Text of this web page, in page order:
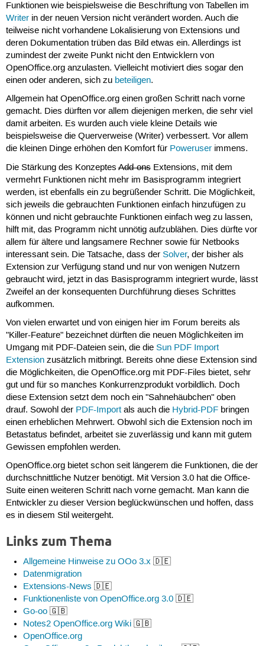
Funktionen wie beispielsweise die Beschriftung von Tabellen im
Writerin der neuen Version nicht verändert worden. Auch die
teilweise nicht vorhandene Lokalisierung von Extensions und
deren Dokumentation trüben das Bild etwas ein. Allerdings ist
zumindest der zweite Punkt nicht den Entwicklern von
OpenOffice.org anzulasten. Vielleicht motiviert dies sogar den
einen oder anderen, sich zu beteiligen.
Allgemein hat OpenOffice.org einen großen Schritt nach vorne
gemacht. Dies dürften vor allem diejenigen merken, die sehr viel
damit arbeiten. Es wurden auch viele kleine Details wie
beispielsweise die Querverweise (Writer) verbessert. Vor allem
die kleinen Dinge erhöhen den Komfort für Poweruserimmens.
Die Stärkung des KonzeptesAdd-onsExtensions, mit dem
vermehrt Funktionen nicht mehr im Basisprogramm integriert
werden, ist ebenfalls ein zu begrüßender Schritt. Die Möglichkeit,
sich jeweils die gebrauchten Funktionen einfach hinzufügen zu
können und nicht gebrauchte Funktionen einfach weg zu lassen,
hilft mit, das Programm nicht unnötig aufzublähen. Dies dürfte vor
allem für ältere und langsamere Rechner sowie für Netbooks
interessant sein. Die Tatsache, dass der Solver, der bisher als
Extension zur Verfügung stand und nur von wenigen Nutzern
gebraucht wird, jetzt in das Basisprogramm integriert wurde, lässt
Zweifel an der konsequenten Durchführung dieses Schrittes
aufkommen.
Von vielen erwartet und von einigen hier im Forum bereits als
"Killer-Feature" bezeichnet dürften die neuen Möglichkeiten im
Umgang mit PDF-Dateien sein, die die Sun PDF Import
Extensionzusätzlich mitbringt. Bereits ohne diese Extension sind
die Möglichkeiten, die OpenOffice.org mit PDF-Files bietet, sehr
gut und für so manches Konkurrenzprodukt vorbildlich. Doch
diese Extension setzt dem noch ein "Sahnehäubchen" oben
drauf. Sowohl der PDF-Importals auch die Hybrid-PDFbringen
einen erheblichen Mehrwert. Obwohl sich die Extension noch im
Betastatus befindet, arbeitet sie zuverlässig und kann mit gutem
Gewissen empfohlen werden.
OpenOffice.org bietet schon seit längerem die Funktionen, die der
durchschnittliche Nutzer benötigt. Mit Version 3.0 hat die Office-
Suite einen weiteren Schritt nach vorne gemacht. Man kann die
Entwickler zu dieser Version beglückwünschen und hoffen, dass
es in diesem Stil weitergeht.
Links zum Thema
Allgemeine Hinweise zu OOo 3.x 🇩🇪
Datenmigration
Extensions-News 🇩🇪
Funktionenliste von OpenOffice.org 3.0 🇩🇪
Go-oo 🇬🇧
Notes2 OpenOffice.org Wiki 🇬🇧
OpenOffice.org